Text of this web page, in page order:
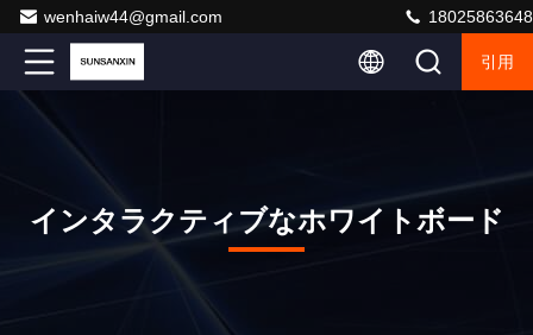
wenhaiw44@gmail.com 18025863648
引用
インタラクティブなホワイトボード